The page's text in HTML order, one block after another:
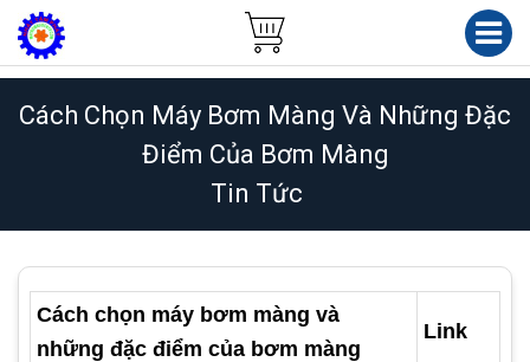
Cách Chọn Máy Bơm Màng Và Những Đặc
Điểm Của Bơm Màng
Tin Tức
Cách chọn máy bơm màng và
những đặc điểm của bơm màng
Link